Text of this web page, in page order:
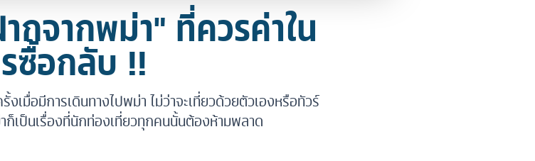
จากพม่า" ที่ควรค่าใน
ซื้อกลับ !!
เมื่อมีการเดินทางไปพม่า ไม่ว่าจะเที่ยวด้วยตัวเองหรือทัวร์
เป็นเรื่องที่นักท่องเที่ยวทุกคนนั้นต้องห้ามพลาด